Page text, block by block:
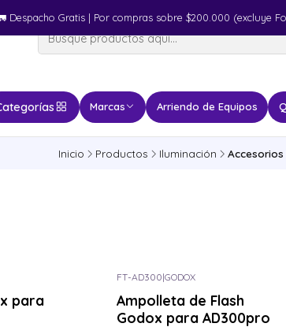
Marcas Arriendo de Equipos
Despacho Gratis | Por compras sobre $200.000 (excluye
Inicio Productos Iluminación
para
FT-AD300|GODOX
Ampolleta de Flash
Godox para AD300pro